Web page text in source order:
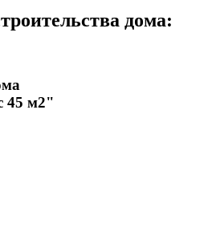
дома:
45 м2"